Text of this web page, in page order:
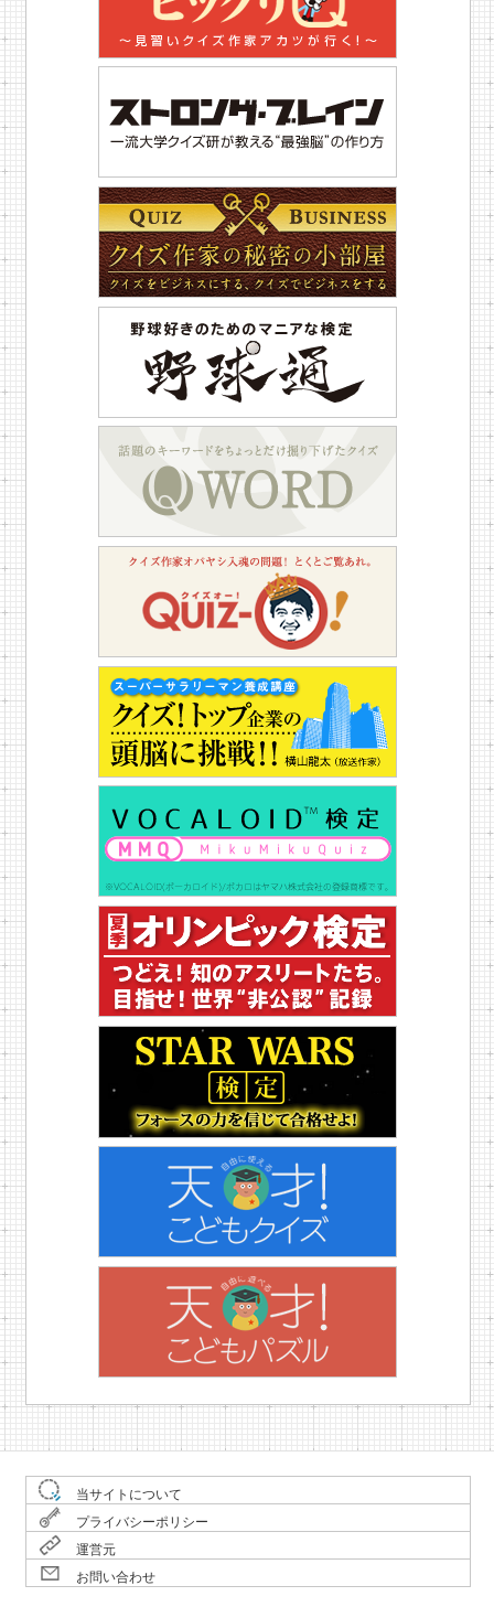
当サイトについて
プライバシーポリシー
運営元
お問い合わせ